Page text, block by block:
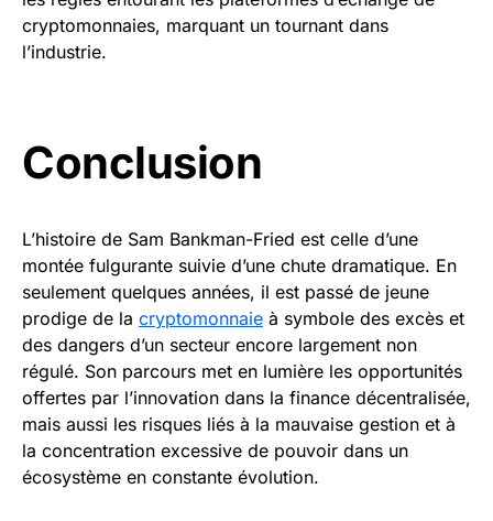
cryptomonnaies, marquant un tournant dans
l’industrie.
Conclusion
L’histoire de Sam Bankman-Fried est celle d’une
montée fulgurante suivie d’une chute dramatique. En
seulement quelques années, il est passé de jeune
prodige de la cryptomonnaie à symbole des excès et
des dangers d’un secteur encore largement non
régulé. Son parcours met en lumière les opportunités
offertes par l’innovation dans la finance décentralisée,
mais aussi les risques liés à la mauvaise gestion et à
la concentration excessive de pouvoir dans un
écosystème en constante évolution.